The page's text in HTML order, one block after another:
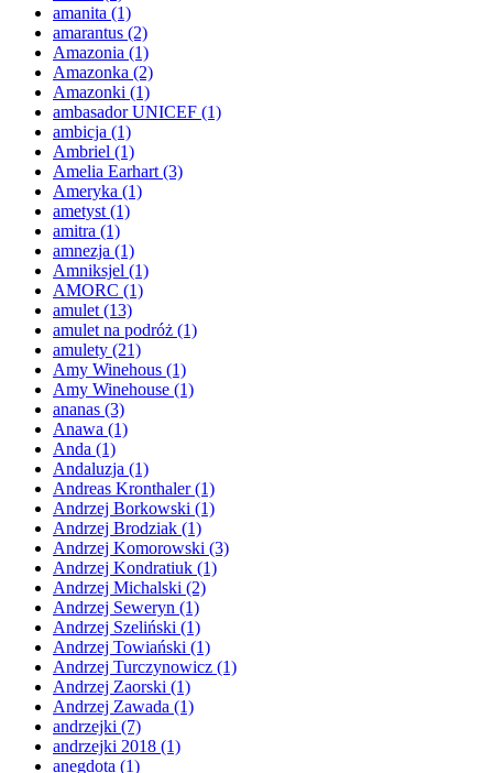
amanita (1)
amarantus (2)
Amazonia (1)
Amazonka (2)
Amazonki (1)
ambasador UNICEF (1)
ambicja (1)
Ambriel (1)
Amelia Earhart (3)
Ameryka (1)
ametyst (1)
amitra (1)
amnezja (1)
Amniksjel (1)
AMORC (1)
amulet (13)
amulet na podróż (1)
amulety (21)
Amy Winehous (1)
Amy Winehouse (1)
ananas (3)
Anawa (1)
Anda (1)
Andaluzja (1)
Andreas Kronthaler(1)
Andrzej Borkowski (1)
Andrzej Brodziak (1)
Andrzej Komorowski (3)
Andrzej Kondratiuk (1)
Andrzej Michalski (2)
Andrzej Seweryn (1)
Andrzej Szeliński (1)
Andrzej Towiański (1)
Andrzej Turczynowicz (1)
Andrzej Zaorski (1)
Andrzej Zawada (1)
andrzejki (7)
andrzejki 2018 (1)
anegdota (1)